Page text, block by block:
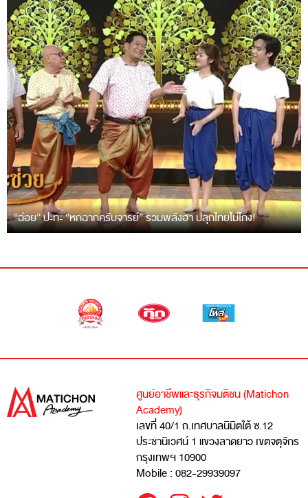
“ฉ่อย” ปะทะ “หกฉากครับจารย์” รวมพลังฮา ปลุกไทยไม่โกง!
ศูนย์อาชีพและธุรกิจมติชน (Matichon
Academy)
เลขที่ 40/1 ถ.เทศบาลนิมิตใต้ ซ.12
ประชานิเวศน์ 1 แขวงลาดยาว เขตจตุจักร
กรุงเทพฯ 10900
Mobile : 082-29939097